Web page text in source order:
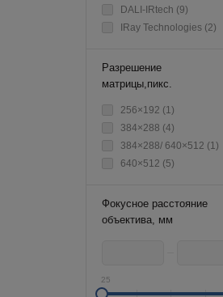
DALI-IRtech (9)
IRay Technologies (2)
Разрешение
матрицы,пикс.
256×192 (1)
384×288 (4)
384×288/ 640×512 (1)
640×512 (5)
Фокусное расстояние
объектива, мм
25